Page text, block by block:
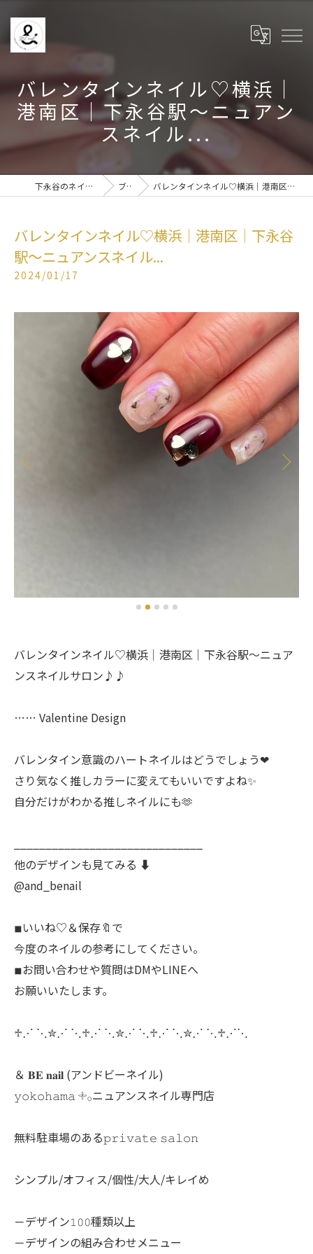
バレンタインネイル♡横浜│
港南区│下永谷駅～ニュアン
スネイル...
下永谷のネイルなら& BE nail ブログ バレンタインネイル♡横浜│港南区│下永谷駅～ニュアンスネイル...
バレンタインネイル♡横浜│港南区│下永谷
駅～ニュアンスネイル...
2024/01/17
バレンタインネイル♡横浜│港南区│下永谷駅～ニュア
ンスネイルサロン♪♪
…… Valentine Design
バレンタイン意識のハートネイルはどうでしょう❤︎
さり気なく推しカラーに変えてもいいですよね✨
自分だけがわかる推しネイルにも🫶
他のデザインも見てみる ⬇️
@and_benail
◾︎いいね♡＆保存🔖で
今度のネイルの参考にしてください。
◾︎お問い合わせや質問はDMやLINEへ
お願いいたします。
♱⋰ ⋱✮⋰ ⋱♱⋰ ⋱✮⋰ ⋱♱⋰ ⋱✮⋰ ⋱♱⋰⋱
＆ 𝐁𝐄 𝐧𝐚𝐢𝐥 (アンドビーネイル)
𝚢𝚘𝚔𝚘𝚑𝚊𝚖𝚊 𓇬𓂂ニュアンスネイル専門店
無料駐車場のある𝚙𝚛𝚒𝚟𝚊𝚝𝚎 𝚜𝚊𝚕𝚘𝚗
シンプル/オフィス/個性/大人/キレイめ
－デザイン𝟷𝟶𝟶種類以上
－デザインの組み合わせメニュー